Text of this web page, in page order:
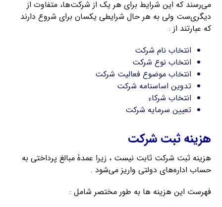
می‌رسند که این شرایط برای هر یک از شرکت‌ها، متفاوت از
دیگری‌ست ولی به هر حال شرایطی یکسان برای شروع دارند
که عبارتند از :
انتخاب نام شرکت
انتخاب نوع شرکت
انتخاب موضوع فعالیت شرکت
تدوین اساسنامه شرکت
انتخاب شرکاء
تعیین سرمایه شرکت
هزینه ثبت شرکت
هزینه ثبت شرکت ثابت نیست ، زیرا عمدۀ مبالغ پرداختی به
حساب اداره‌های دولتی واریز می‌شود .
فهرست این هزینه ها به طور مختصر شامل :